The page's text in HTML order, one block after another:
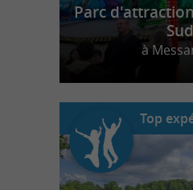
Parc
Sud
à
Top